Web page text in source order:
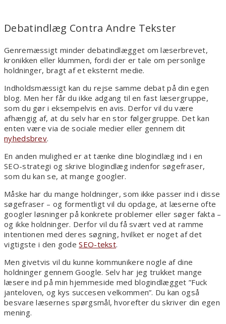
Debatindlæg Contra Andre Tekster
Genremæssigt minder debatindlægget om læserbrevet,
kronikken eller klummen, fordi der er tale om personlige
holdninger, bragt af et eksternt medie.
Indholdsmæssigt kan du rejse samme debat på din egen
blog. Men her får du ikke adgang til en fast læsergruppe,
som du gør i eksempelvis en avis. Derfor vil du være
afhængig af, at du selv har en stor følgergruppe. Det kan
enten være via de sociale medier eller gennem dit
nyhedsbrev.
En anden mulighed er at tænke dine blogindlæg ind i en
SEO-strategi og skrive blogindlæg indenfor søgefraser,
som du kan se, at mange googler.
Måske har du mange holdninger, som ikke passer ind i disse
søgefraser – og formentligt vil du opdage, at læserne ofte
googler løsninger på konkrete problemer eller søger fakta –
og ikke holdninger. Derfor vil du få svært ved at ramme
intentionen med deres søgning, hvilket er noget af det
vigtigste i den godeSEO-tekst.
Men givetvis vil du kunne kommunikere nogle af dine
holdninger gennem Google. Selv har jeg trukket mange
læsere ind på min hjemmeside med blogindlægget ”Fuck
janteloven, og kys succesen velkommen”. Du kan også
besvare læsernes spørgsmål, hvorefter du skriver din egen
mening.